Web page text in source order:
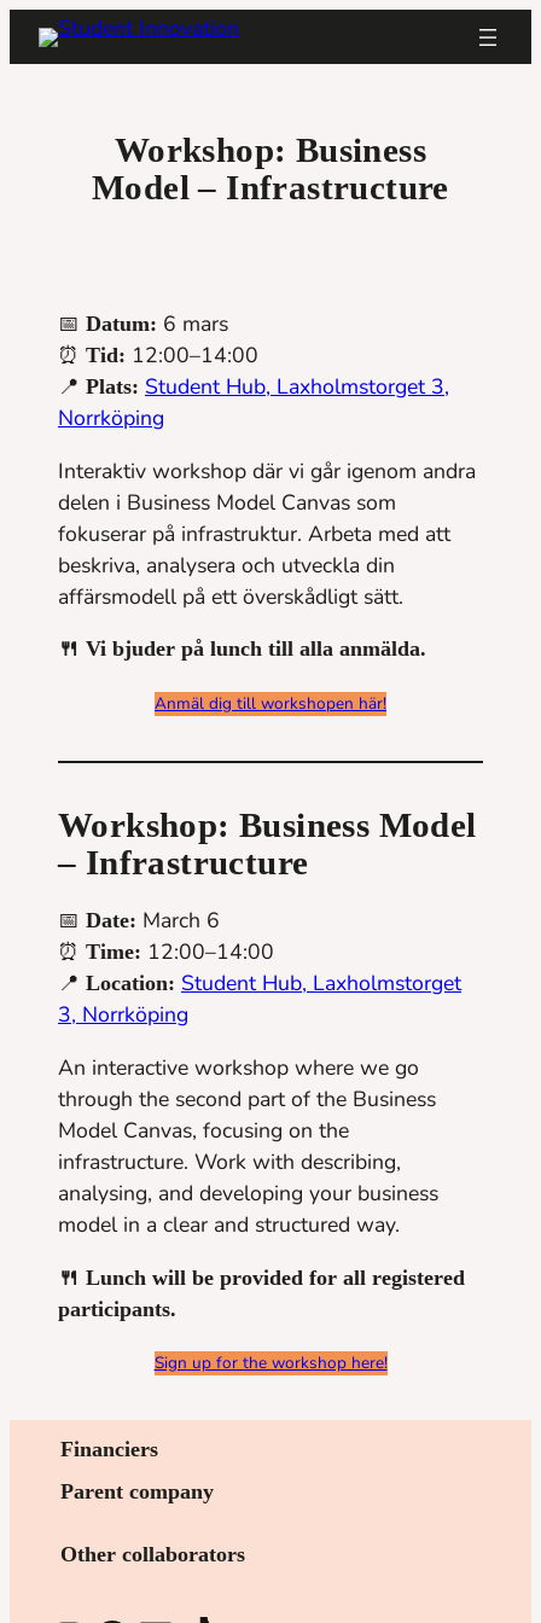
Skip
Workshop: Business
Model – Infrastructure
📅 Datum: 6 mars
⏰ Tid: 12:00–14:00
📍 Plats: Student Hub, Laxholmstorget 3,
Norrköping
Interaktiv workshop där vi går igenom andra
delen i Business Model Canvas som
fokuserar på infrastruktur. Arbeta med att
beskriva, analysera och utveckla din
affärsmodell på ett överskådligt sätt.
🍴 Vi bjuder på lunch till alla anmälda.
Anmäl dig till workshopen här!
Workshop: Business Model
– Infrastructure
📅 Date: March 6
⏰ Time: 12:00–14:00
📍 Location: Student Hub, Laxholmstorget
3, Norrköping
An interactive workshop where we go
through the second part of the Business
Model Canvas, focusing on the
infrastructure. Work with describing,
analysing, and developing your business
model in a clear and structured way.
🍴 Lunch will be provided for all registered
participants.
Sign up for the workshop here!
Financiers
Parent company
Other collaborators